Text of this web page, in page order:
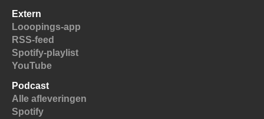
Extern
Looopings-app
RSS-feed
Spotify-playlist
YouTube
Podcast
Alle afleveringen
Spotify